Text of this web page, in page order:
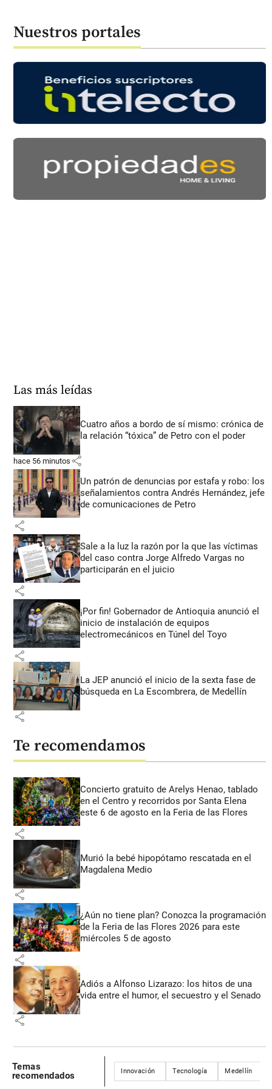
Nuestros portales
Las más leídas
Cuatro años a bordo de sí mismo: crónica de
la relación “tóxica” de Petro con el poder
hace 56 minutos share
Un patrón de denuncias por estafa y robo: los
señalamientos contra Andrés Hernández, jefe
de comunicaciones de Petro
share
Sale a la luz la razón por la que las víctimas
del caso contra Jorge Alfredo Vargas no
participarán en el juicio
share
¡Por fin! Gobernador de Antioquia anunció el
inicio de instalación de equipos
electromecánicos en Túnel del Toyo
share
La JEP anunció el inicio de la sexta fase de
búsqueda en La Escombrera, de Medellín
share
Te recomendamos
Concierto gratuito de Arelys Henao, tablado
en el Centro y recorridos por Santa Elena
este 6 de agosto en la Feria de las Flores
share
Murió la bebé hipopótamo rescatada en el
Magdalena Medio
share
¿Aún no tiene plan? Conozca la programación
de la Feria de las Flores 2026 para este
miércoles 5 de agosto
share
Adiós a Alfonso Lizarazo: los hitos de una
vida entre el humor, el secuestro y el Senado
share
Temas
recomendados
Innovación Tecnología Medellín